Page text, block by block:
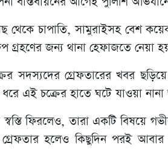
চাপাতি, সামুরাইসহ বেশ
জন্য থানা হেফাজতে নেয়া
সদস্যদের গ্রেফতারের খবর
এই চক্রের হাতে ঘটে যাওয়া
স্বস্তি ফিরলেও, তারা একটি বিষয়ে
হলেও কিছুদিন পরই